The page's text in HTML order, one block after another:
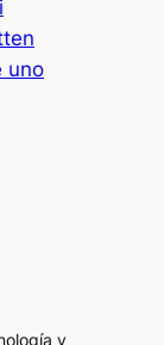
uno
y